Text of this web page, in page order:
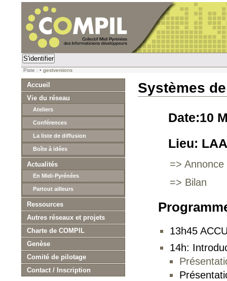
S'identifier
Piste : • gestversions
Accueil
Vie du réseau
Ateliers
Conférences
La liste de diffusion
Boîte à idées
Actualités
En Midi-Pyrénées
Partout ailleurs
Ressources
Autres réseaux et projets
Charte de COMPIL
Genèse
Comité de pilotage
Contact / Inscription
Systèmes
Date:10
Lieu:
=>
=> Bilan
13h45
14h: